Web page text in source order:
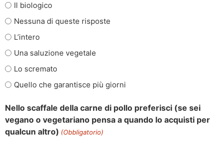
Il biologico
Nessuna di queste risposte
L’intero
Una saluzione vegetale
Lo scremato
Quello che garantisce più giorni
Nello scaffale della carne di pollo preferisci (se sei
vegano o vegetariano pensa a quando lo acquisti per
qualcun altro) (Obbligatorio)